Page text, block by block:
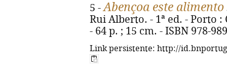
5 -Abençoa este alimento
Rui Alberto. - 1ª ed. - Porto
- 64 p. ; 15 cm. - ISBN 978-
Link persistente: http://